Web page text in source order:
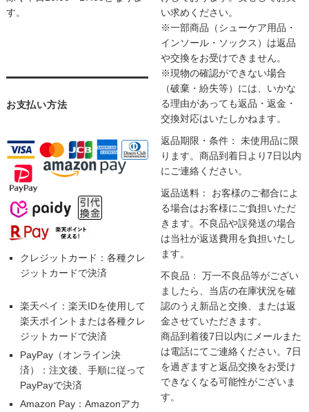
す。
お支払い方法
クレジットカード：各種クレ
ジットカードで決済
楽天ペイ：楽天IDを使用して
楽天ポイントまたは各種クレ
ジットカードで決済
PayPay（オンライン決
済）：注文後、手順に従って
PayPayで決済
Amazon Pay：Amazonアカ
い求めください。
※一部商品（シューケア用品・
インソール・ソックス）は返品
や交換をお受けできません。
※現物の確認ができない場合
（破棄・紛失等）には、いかな
る理由があっても返品・返金・
交換対応はいたしかねます。
返品期限・条件： 未使用品に限
ります。商品到着日より7日以内
にご連絡ください。
返品送料： お客様のご都合によ
る場合はお客様にご負担いただ
きます。不良品や誤発送の場合
は当社が返送費用を負担いたし
ます。
不良品： 万一不良品等がござい
ましたら、当店の在庫状況を確
認のうえ新品と交換、または返
金させていただきます。
商品到着後7日以内にメールまた
は電話にてご連絡ください。7日
を過ぎますと返品交換をお受け
できなくなる可能性がございま
す。